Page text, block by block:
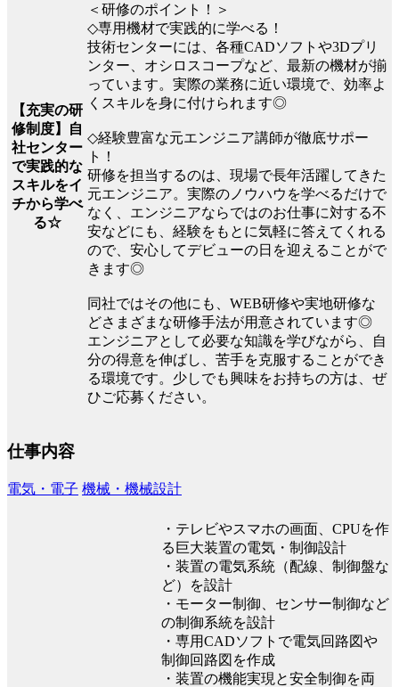
【充実の研
修制度】自
社センター
で実践的な
スキルをイ
チから学べ
る☆
＜研修のポイント！＞
◇専用機材で実践的に学べる！
技術センターには、各種CADソフトや3Dプリ
ンター、オシロスコープなど、最新の機材が揃
っています。実際の業務に近い環境で、効率よ
くスキルを身に付けられます◎
◇経験豊富な元エンジニア講師が徹底サポー
ト！
研修を担当するのは、現場で長年活躍してきた
元エンジニア。実際のノウハウを学べるだけで
なく、エンジニアならではのお仕事に対する不
安などにも、経験をもとに気軽に答えてくれる
ので、安心してデビューの日を迎えることがで
きます◎
同社ではその他にも、WEB研修や実地研修な
どさまざまな研修手法が用意されています◎
エンジニアとして必要な知識を学びながら、自
分の得意を伸ばし、苦手を克服することができ
る環境です。少しでも興味をお持ちの方は、ぜ
ひご応募ください。
仕事内容
電気・電子 機械・機械設計
・テレビやスマホの画面、CPUを作
る巨大装置の電気・制御設計
・装置の電気系統（配線、制御盤な
ど）を設計
・モーター制御、センサー制御など
の制御系統を設計
・専用CADソフトで電気回路図や
制御回路図を作成
・装置の機能実現と安全制御を両